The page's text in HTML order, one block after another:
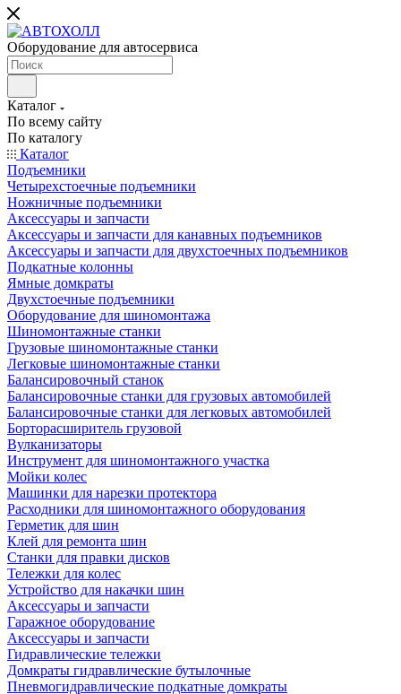
Оборудование для автосервиса
Каталог
По всему сайту
По каталогу
Каталог
Подъемники
Четырехстоечные подъемники
Ножничные подъемники
Аксессуары и запчасти
Аксессуары и запчасти для канавных подъемников
Аксессуары и запчасти для двухстоечных подъемников
Подкатные колонны
Ямные домкраты
Двухстоечные подъемники
Оборудование для шиномонтажа
Шиномонтажные станки
Грузовые шиномонтажные станки
Легковые шиномонтажные станки
Балансировочный станок
Балансировочные станки для грузовых автомобилей
Балансировочные станки для легковых автомобилей
Борторасширитель грузовой
Вулканизаторы
Инструмент для шиномонтажного участка
Мойки колес
Машинки для нарезки протектора
Расходники для шиномонтажного оборудования
Герметик для шин
Клей для ремонта шин
Станки для правки дисков
Тележки для колес
Устройство для накачки шин
Аксессуары и запчасти
Гаражное оборудование
Аксессуары и запчасти
Гидравлические тележки
Домкраты гидравлические бутылочные
Пневмогидравлические подкатные домкраты